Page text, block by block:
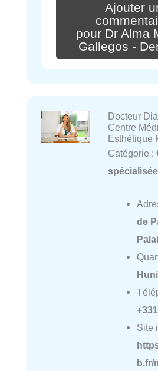
Ajouter
pour Dr Alma
Gallegos -
Docteur
Centre
Esthétique
Catégorie :
spécialisée
de
Site
b.fr/